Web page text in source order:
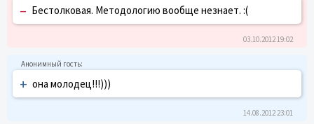
– Бестолковая. Методологию вообще незнает. :(
03.10.2012 19:02
+ она молодец!!!)))
14.08.2012 23:01